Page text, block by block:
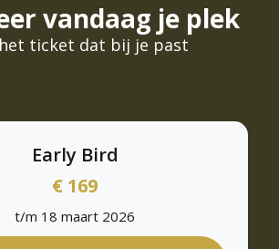
vandaag je plek
ticket dat bij je past
Early Bird
€ 169
t/m 18 maart 2026